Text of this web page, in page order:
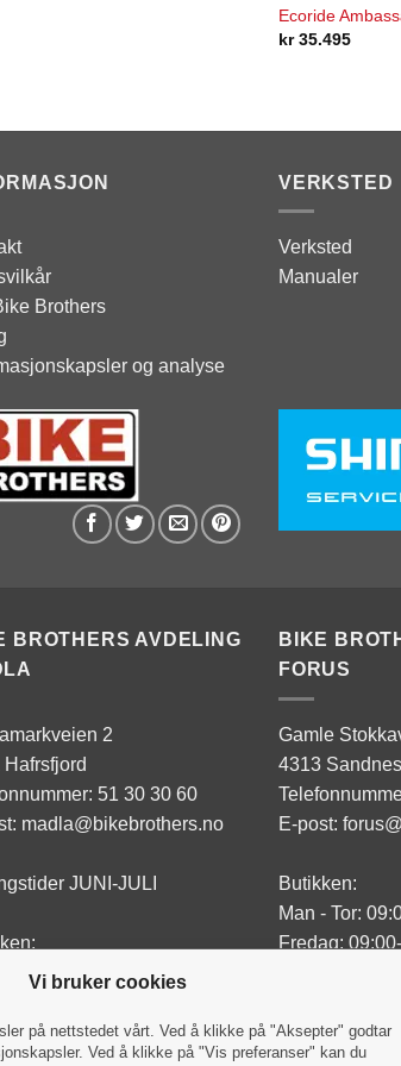
Vi bruker cookies
på nettstedet vårt. Ved å klikke på "Aksepter" godtar
Ved å klikke på "Vis preferanser" kan du
Ecoride
kr35.495
Brothers
og analyse
VERKSTED
Verksted
Manualer
BROTHERS AVDELING
2
51 30 30 60
madla@bikebrothers.no
JUNI-JULI
- Fre: 10:00-17:00
BIKE
FORUS
Gamle
4313 Sandnes
E-post:
Butikken:
Man - Tor:
Fredag:
Lørdag:
Verksted:
Man - Tor: